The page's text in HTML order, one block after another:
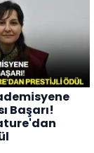
Başarı!